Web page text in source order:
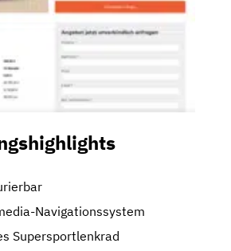
Navigationssystem
Supersportlenkrad